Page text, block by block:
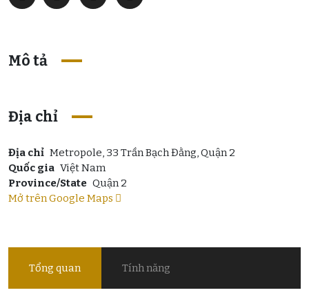
Mô tả
Địa chỉ
Địa chỉ Metropole, 33 Trần Bạch Đằng, Quận 2
Quốc gia Việt Nam
Province/State Quận 2
Mở trên Google Maps
Tổng quan Tính năng